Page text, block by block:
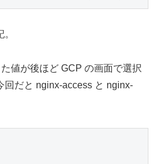
値が後ほど GCP の画面で選択
回だと nginx-access と nginx-